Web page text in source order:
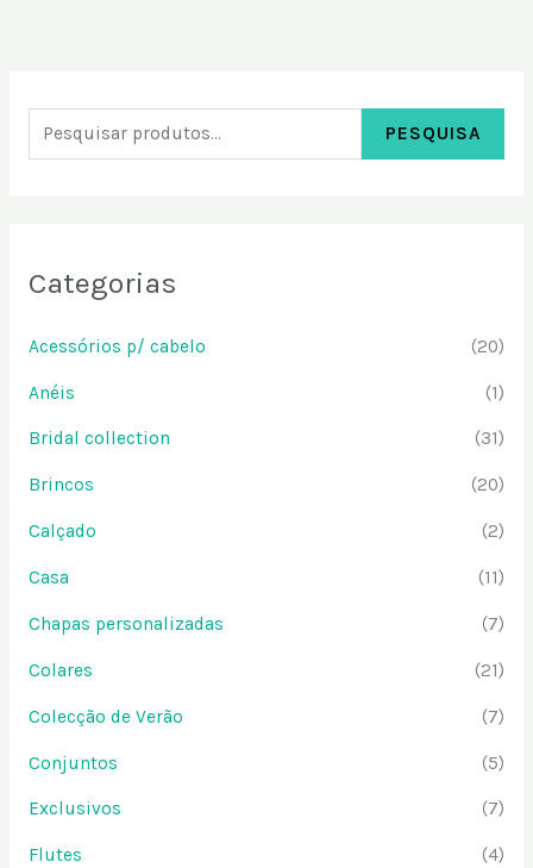
PESQUISA
Categorias
Acessórios p/ cabelo (20)
Anéis (1)
Bridal collection (31)
Brincos (20)
Calçado (2)
Casa (11)
Chapas personalizadas (7)
Colares (21)
Colecção de Verão (7)
Conjuntos (5)
Exclusivos (7)
Flutes (4)